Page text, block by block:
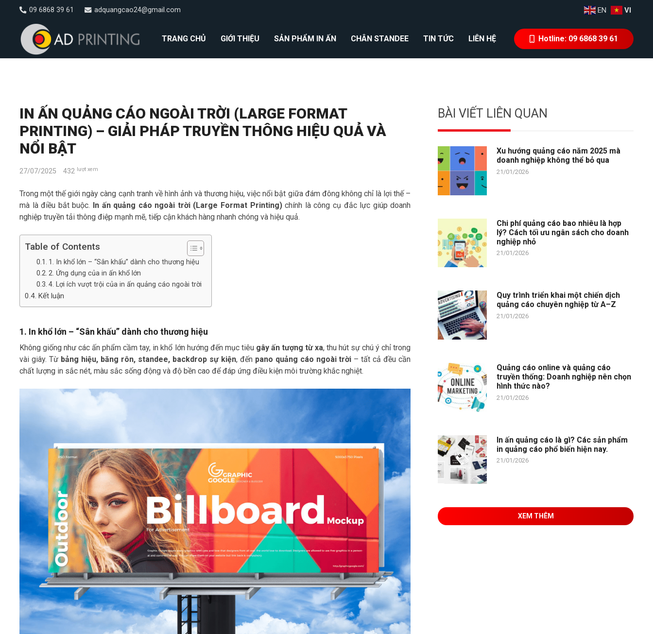
09 6868 39 61 adquangcao24@gmail.com EN VI
TRANG CHỦ GIỚI THIỆU SẢN PHẨM IN ẤN CHÂN STANDEE TIN TỨC LIÊN HỆ Hotline: 09 6868 39 61
IN ẤN QUẢNG CÁO NGOÀI TRỜI (LARGE FORMAT
PRINTING) – GIẢI PHÁP TRUYỀN THÔNG HIỆU QUẢ VÀ
NỔI BẬT
27/07/2025 432 lượt xem
Trong một thế giới ngày càng cạnh tranh về hình ảnh và thương hiệu, việc nổi bật giữa đám đông không chỉ là lợi thế –
mà là điều bắt buộc. In ấn quảng cáo ngoài trời (Large Format Printing)chính là công cụ đắc lực giúp doanh
nghiệp truyền tải thông điệp mạnh mẽ, tiếp cận khách hàng nhanh chóng và hiệu quả.
Table of Contents
1. In khổ lớn – “Sân khấu” dành cho thương hiệu
2. Ứng dụng của in ấn khổ lớn
4. Lợi ích vượt trội của in ấn quảng cáo ngoài trời
Kết luận
1. In khổ lớn – “Sân khấu” dành cho thương hiệu
Không giống như các ấn phẩm cầm tay, in khổ lớn hướng đến mục tiêu gây ấn tượng từ xa, thu hút sự chú ý chỉ trong
vài giây. Từ bảng hiệu, băng rôn, standee, backdrop sự kiện, đến pano quảng cáo ngoài trời – tất cả đều cần
chất lượng in sắc nét, màu sắc sống động và độ bền cao để đáp ứng điều kiện môi trường khắc nghiệt.
BÀI VIẾT LIÊN QUAN
Xu hướng quảng cáo năm 2025 mà
doanh nghiệp không thể bỏ qua
21/01/2026
Chi phí quảng cáo bao nhiêu là hợp
lý? Cách tối ưu ngân sách cho doanh
nghiệp nhỏ
21/01/2026
Quy trình triển khai một chiến dịch
quảng cáo chuyên nghiệp từ A–Z
21/01/2026
Quảng cáo online và quảng cáo
truyền thống: Doanh nghiệp nên chọn
hình thức nào?
21/01/2026
In ấn quảng cáo là gì? Các sản phẩm
in quảng cáo phổ biến hiện nay.
21/01/2026
XEM THÊM